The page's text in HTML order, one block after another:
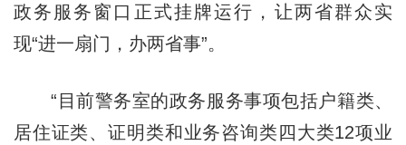
政务服务窗口正式挂牌运行，让两省群众实
现“进一扇门，办两省事”。
“目前警务室的政务服务事项包括户籍类、
居住证类、证明类和业务咨询类四大类12项业